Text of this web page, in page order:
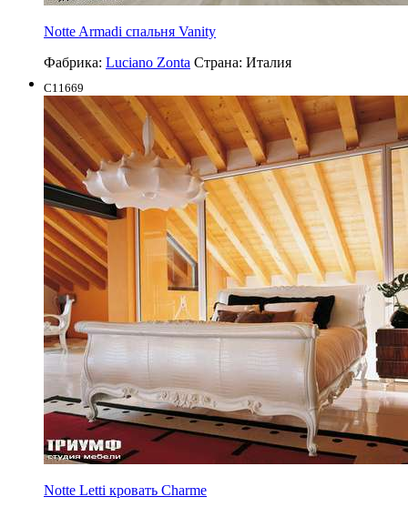
Notte Armadi спальня Vanity
Фабрика: Luciano Zonta Страна: Италия
C11669
Notte Letti кровать Charme